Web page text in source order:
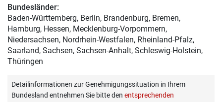
Bundesländer:
Baden-Württemberg, Berlin, Brandenburg, Bremen,
Hamburg, Hessen, Mecklenburg-Vorpommern,
Niedersachsen, Nordrhein-Westfalen, Rheinland-Pfalz,
Saarland, Sachsen, Sachsen-Anhalt, Schleswig-Holstein,
Thüringen
Detailinformationen zur Genehmigungssituation in Ihrem
Bundesland entnehmen Sie bitte den entsprechenden